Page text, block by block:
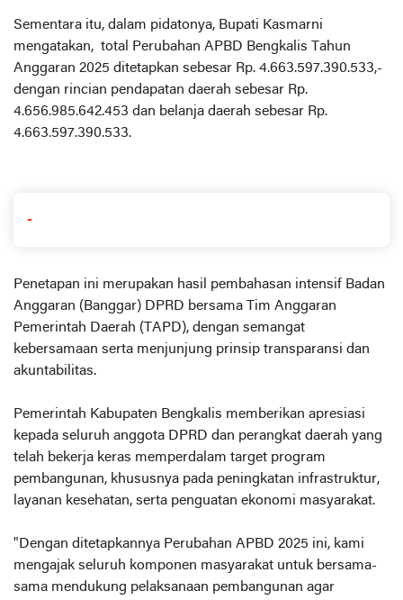
Sementara itu, dalam pidatonya, Bupati Kasmarni
mengatakan, total Perubahan APBD Bengkalis Tahun
Anggaran 2025 ditetapkan sebesar Rp. 4.663.597.390.533,-
dengan rincian pendapatan daerah sebesar Rp.
4.656.985.642.453 dan belanja daerah sebesar Rp.
4.663.597.390.533.
-
Penetapan ini merupakan hasil pembahasan intensif Badan
Anggaran (Banggar) DPRD bersama Tim Anggaran
Pemerintah Daerah (TAPD), dengan semangat
kebersamaan serta menjunjung prinsip transparansi dan
akuntabilitas.
Pemerintah Kabupaten Bengkalis memberikan apresiasi
kepada seluruh anggota DPRD dan perangkat daerah yang
telah bekerja keras memperdalam target program
pembangunan, khususnya pada peningkatan infrastruktur,
layanan kesehatan, serta penguatan ekonomi masyarakat.
"Dengan ditetapkannya Perubahan APBD 2025 ini, kami
mengajak seluruh komponen masyarakat untuk bersama-
sama mendukung pelaksanaan pembangunan agar